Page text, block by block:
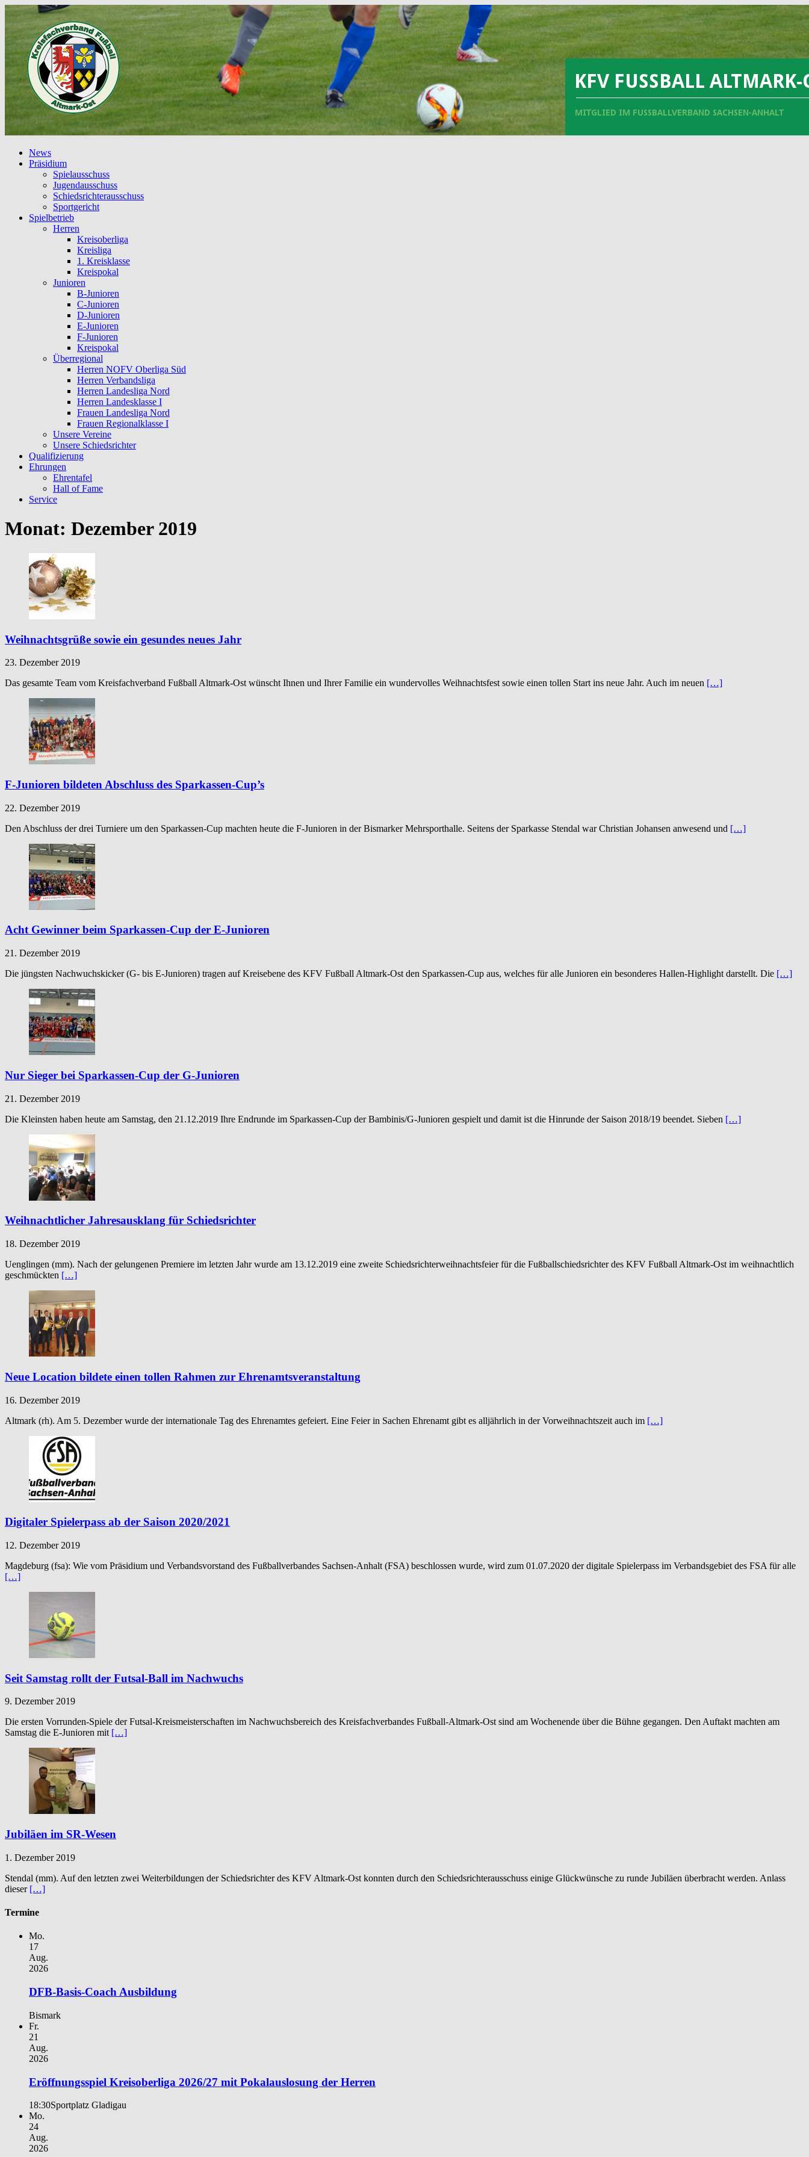
News
Präsidium
Spielausschuss
Jugendausschuss
Schiedsrichterausschuss
Sportgericht
Spielbetrieb
Herren
Kreisoberliga
Kreisliga
1. Kreisklasse
Kreispokal
Junioren
B-Junioren
C-Junioren
D-Junioren
E-Junioren
F-Junioren
Kreispokal
Überregional
Herren NOFV Oberliga Süd
Herren Verbandsliga
Herren Landesliga Nord
Herren Landesklasse I
Frauen Landesliga Nord
Frauen Regionalklasse I
Unsere Vereine
Unsere Schiedsrichter
Qualifizierung
Ehrungen
Ehrentafel
Hall of Fame
Service
Monat: Dezember 2019
Weihnachtsgrüße sowie ein gesundes neues Jahr
23. Dezember 2019
Das gesamte Team vom Kreisfachverband Fußball Altmark-Ost wünscht Ihnen und Ihrer Familie ein wundervolles Weihnachtsfest sowie einen tollen Start ins neue Jahr. Auch im neuen […]
F-Junioren bildeten Abschluss des Sparkassen-Cup’s
22. Dezember 2019
Den Abschluss der drei Turniere um den Sparkassen-Cup machten heute die F-Junioren in der Bismarker Mehrsporthalle. Seitens der Sparkasse Stendal war Christian Johansen anwesend und […]
Acht Gewinner beim Sparkassen-Cup der E-Junioren
21. Dezember 2019
Die jüngsten Nachwuchskicker (G- bis E-Junioren) tragen auf Kreisebene des KFV Fußball Altmark-Ost den Sparkassen-Cup aus, welches für alle Junioren ein besonderes Hallen-Highlight darstellt. Die […]
Nur Sieger bei Sparkassen-Cup der G-Junioren
21. Dezember 2019
Die Kleinsten haben heute am Samstag, den 21.12.2019 Ihre Endrunde im Sparkassen-Cup der Bambinis/G-Junioren gespielt und damit ist die Hinrunde der Saison 2018/19 beendet. Sieben […]
Weihnachtlicher Jahresausklang für Schiedsrichter
18. Dezember 2019
Uenglingen (mm). Nach der gelungenen Premiere im letzten Jahr wurde am 13.12.2019 eine zweite Schiedsrichterweihnachtsfeier für die Fußballschiedsrichter des KFV Fußball Altmark-Ost im weihnachtlich
geschmückten […]
Neue Location bildete einen tollen Rahmen zur Ehrenamtsveranstaltung
16. Dezember 2019
Altmark (rh). Am 5. Dezember wurde der internationale Tag des Ehrenamtes gefeiert. Eine Feier in Sachen Ehrenamt gibt es alljährlich in der Vorweihnachtszeit auch im […]
Digitaler Spielerpass ab der Saison 2020/2021
12. Dezember 2019
Magdeburg (fsa): Wie vom Präsidium und Verbandsvorstand des Fußballverbandes Sachsen-Anhalt (FSA) beschlossen wurde, wird zum 01.07.2020 der digitale Spielerpass im Verbandsgebiet des FSA für alle
[…]
Seit Samstag rollt der Futsal-Ball im Nachwuchs
9. Dezember 2019
Die ersten Vorrunden-Spiele der Futsal-Kreismeisterschaften im Nachwuchsbereich des Kreisfachverbandes Fußball-Altmark-Ost sind am Wochenende über die Bühne gegangen. Den Auftakt machten am
Samstag die E-Junioren mit […]
Jubiläen im SR-Wesen
1. Dezember 2019
Stendal (mm). Auf den letzten zwei Weiterbildungen der Schiedsrichter des KFV Altmark-Ost konnten durch den Schiedsrichterausschuss einige Glückwünsche zu runde Jubiläen überbracht werden. Anlass
dieser […]
Termine
Mo.
17
Aug.
2026
DFB-Basis-Coach Ausbildung
Bismark
Fr.
21
Aug.
2026
Eröffnungsspiel Kreisoberliga 2026/27 mit Pokalauslosung der Herren
18:30Sportplatz Gladigau
Mo.
24
Aug.
2026